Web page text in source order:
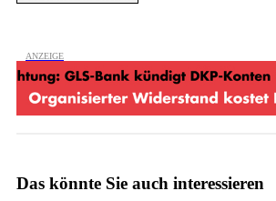
Das könnte Sie auch interessieren